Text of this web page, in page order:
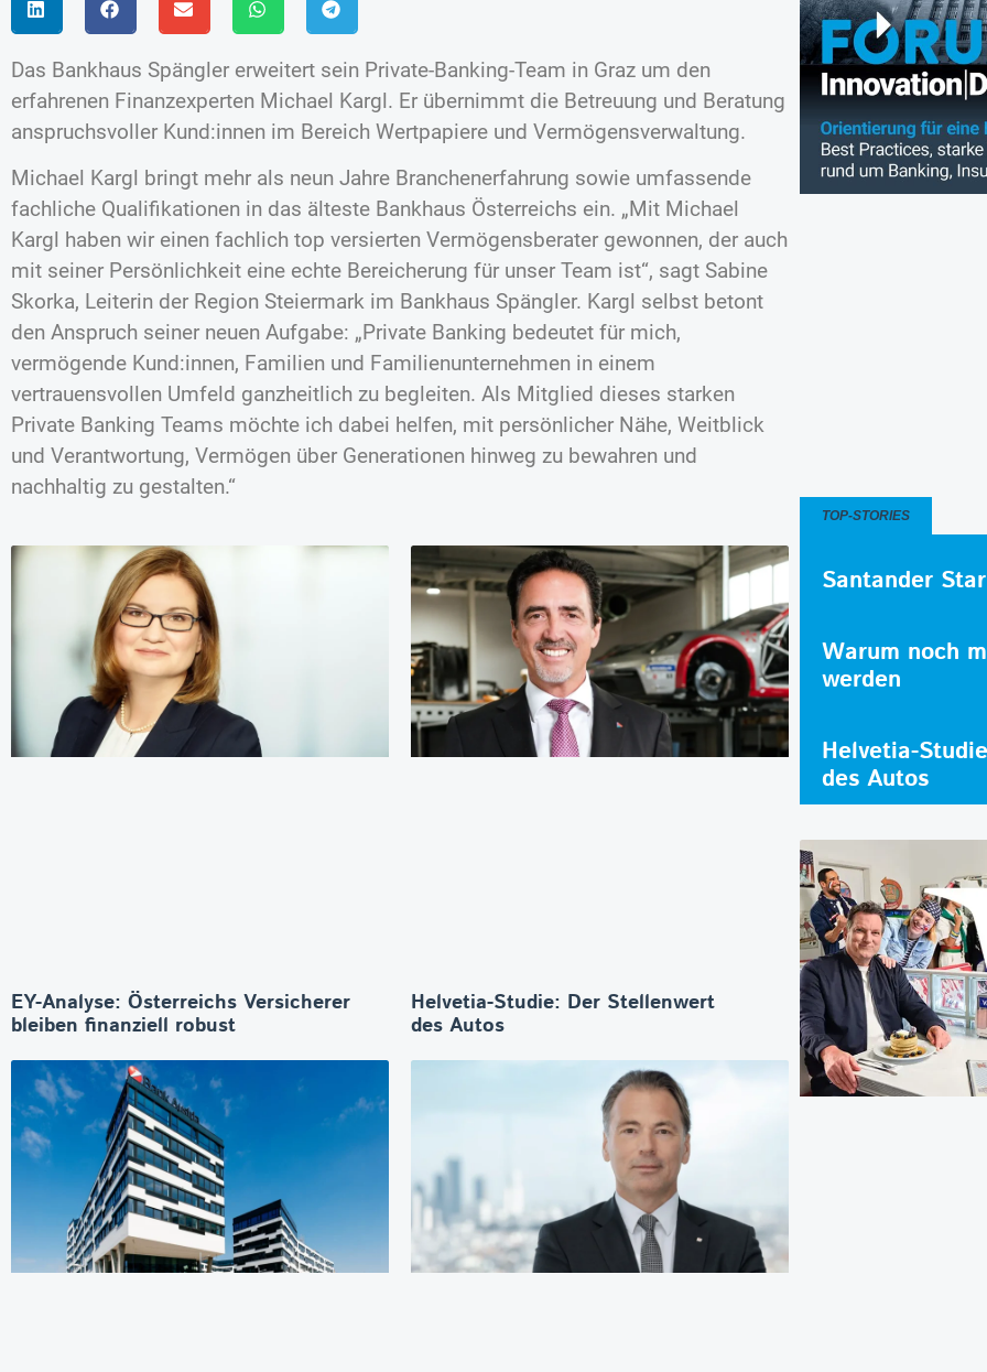
Das Bankhaus Spängler erweitert sein Private-Banking-Team in Graz um den
erfahrenen Finanzexperten Michael Kargl. Er übernimmt die Betreuung und Beratung
anspruchsvoller Kund:innen im Bereich Wertpapiere und Vermögensverwaltung.
Michael Kargl bringt mehr als neun Jahre Branchenerfahrung sowie umfassende
fachliche Qualifikationen in das älteste Bankhaus Österreichs ein. „Mit Michael
Kargl haben wir einen fachlich top versierten Vermögensberater gewonnen, der auch
mit seiner Persönlichkeit eine echte Bereicherung für unser Team ist“, sagt Sabine
Skorka, Leiterin der Region Steiermark im Bankhaus Spängler. Kargl selbst betont
den Anspruch seiner neuen Aufgabe: „Private Banking bedeutet für mich,
vermögende Kund:innen, Familien und Familienunternehmen in einem
vertrauensvollen Umfeld ganzheitlich zu begleiten. Als Mitglied dieses starken
Private Banking Teams möchte ich dabei helfen, mit persönlicher Nähe, Weitblick
und Verantwortung, Vermögen über Generationen hinweg zu bewahren und
nachhaltig zu gestalten.“
EY-Analyse: Österreichs Versicherer
bleiben finanziell robust
Helvetia-Studie: Der Stellenwert
des Autos
TOP-STORIES
Santander
Warum noch
werden
Helvetia-
des Autos